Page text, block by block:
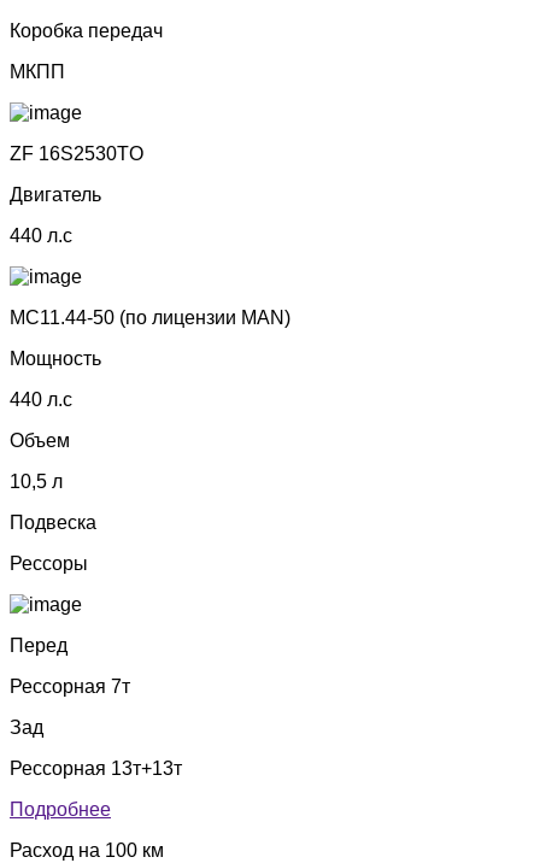
Коробка передач
МКПП
ZF 16S2530TO
Двигатель
440 л.с
MC11.44-50 (по лицензии МАN)
Мощность
440 л.с
Объем
10,5 л
Подвеска
Рессоры
Перед
Рессорная 7т
Зад
Рессорная 13т+13т
Подробнее
Расход на 100 км